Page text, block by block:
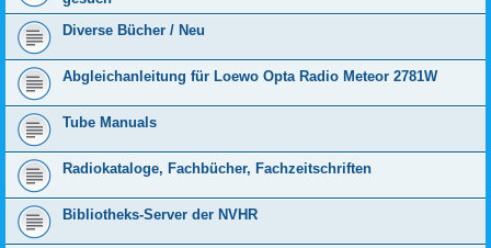
Diverse Bücher / Neu
Abgleichanleitung für Loewo Opta Radio Meteor 2781W
Tube Manuals
Radiokataloge, Fachbücher, Fachzeitschriften
Bibliotheks-Server der NVHR